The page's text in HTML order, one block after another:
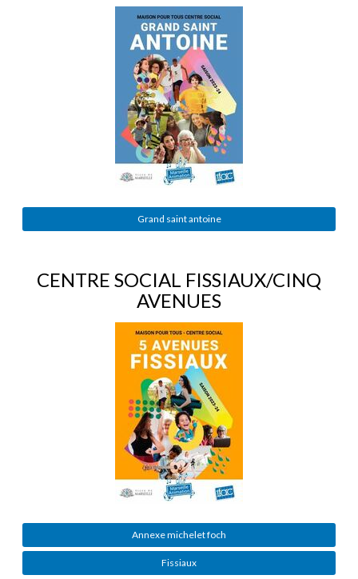
Grand saint antoine
CENTRE SOCIAL FISSIAUX/CINQ
AVENUES
Annexe michelet foch
Fissiaux